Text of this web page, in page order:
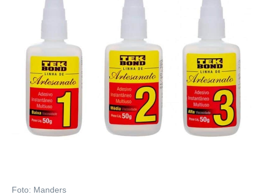
Foto: Manders